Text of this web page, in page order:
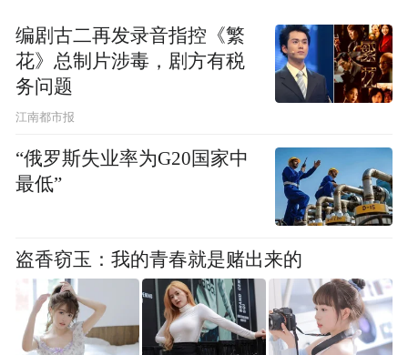
物资分发至黄石爱康医院、黄石有色医院、黄石
下陆区新型冠状病毒感染的肺炎疫情防控指挥部等
防疫一线机构（图片来源：凤凰网佛教）
编剧古二再发录音指控《繁
花》总制片涉毒，剧方有税
务问题
江南都市报
“俄罗斯失业率为G20国家中
最低”
盗香窃玉：我的青春就是赌出来的